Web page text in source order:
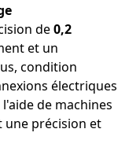
de0,2
et un
condition
électriques
de machines
une précision et